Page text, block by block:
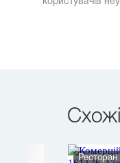
Ресторан